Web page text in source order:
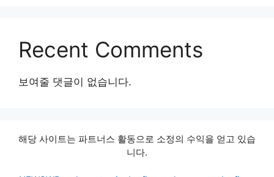
Recent Comments
보여줄 댓글이 없습니다.
해당 사이트는 파트너스 활동으로 소정의 수익을 얻고 있습
니다.